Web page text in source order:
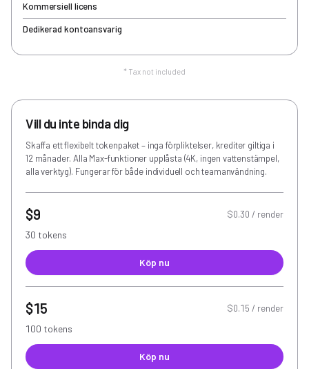
Kommersiell licens
Dedikerad kontoansvarig
* Tax not included
Vill du inte binda dig
Skaffa ett flexibelt tokenpaket – inga förpliktelser, krediter giltiga i
12 månader. Alla Max-funktioner upplåsta (4K, ingen vattenstämpel,
alla verktyg). Fungerar för både individuell och teamanvändning.
$9 $0.30 / render
30 tokens
Köp nu
$15 $0.15 / render
100 tokens
Köp nu